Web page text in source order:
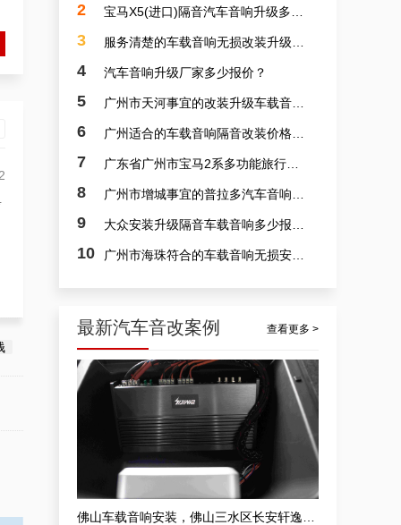
2
3
4 汽车音响升级厂家多少报价？
5
6
7
8
9
10
最新汽车音改案例 查看更多 >